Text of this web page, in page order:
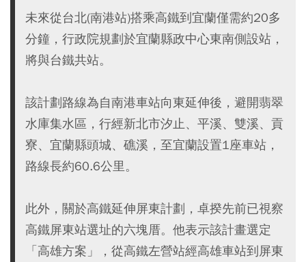
未來從台北(南港站)搭乘高鐵到宜蘭僅需約20多
分鐘，行政院規劃於宜蘭縣政中心東南側設站，
將與台鐵共站。
該計劃路線為自南港車站向東延伸後，避開翡翠
水庫集水區，行經新北市汐止、平溪、雙溪、貢
寮、宜蘭縣頭城、礁溪，至宜蘭設置1座車站，
路線長約60.6公里。
此外，關於高鐵延伸屏東計劃，卓揆先前已視察
高鐵屏東站選址的六塊厝。他表示該計畫選定
「高雄方案」，從高鐵左營站經高雄車站到屏東